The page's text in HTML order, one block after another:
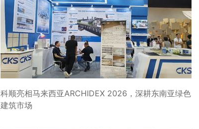
科顺亮相马来西亚ARCHIDEX 2026，深耕东南亚绿色
建筑市场